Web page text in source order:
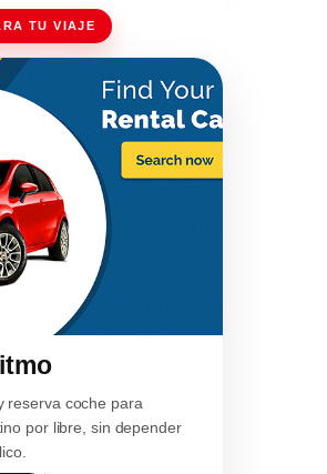
TU VIAJE
reserva coche para
por libre, sin depender